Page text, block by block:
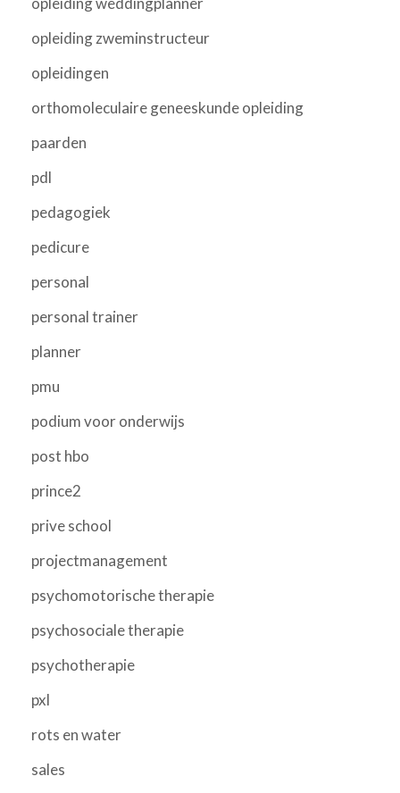
opleiding zweminstructeur
opleidingen
orthomoleculaire geneeskunde opleiding
paarden
pdl
pedagogiek
pedicure
personal
personal trainer
planner
pmu
podium voor onderwijs
post hbo
prince2
prive school
projectmanagement
psychomotorische therapie
psychosociale therapie
psychotherapie
pxl
rots en water
sales